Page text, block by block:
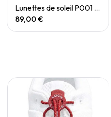
Quick View
Lunettes de soleil P001 Small
89,00 €